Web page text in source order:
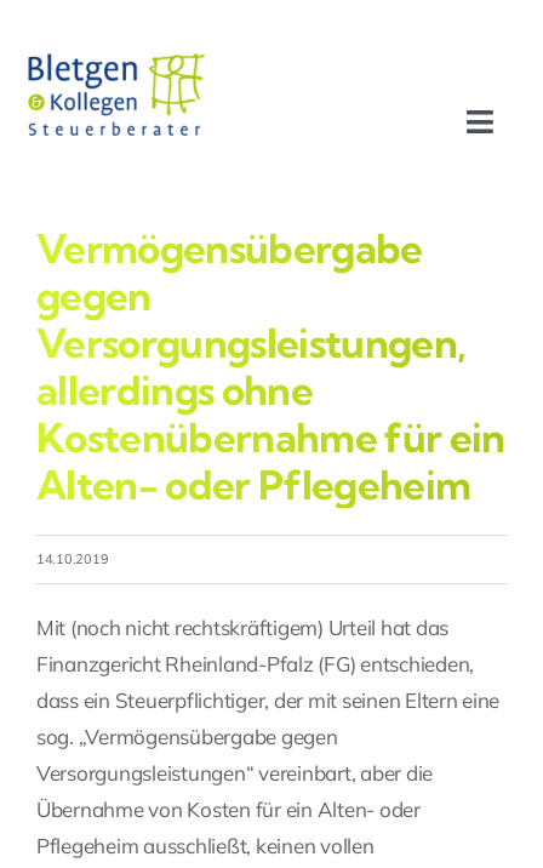
Inhalt
springen
Profil
Leistungen
Team
Fragen Sie Ihre Kanzlei
Kontakt
Vermögensübergabe
gegen
Versorgungsleistungen,
allerdings ohne
Kostenübernahme für ein
Alten- oder Pflegeheim
14.10.2019
Mit (noch nicht rechtskräftigem) Urteil hat das
Finanzgericht Rheinland-Pfalz (FG) entschieden,
dass ein Steuerpflichtiger, der mit seinen Eltern eine
sog. „Vermögensübergabe gegen
Versorgungsleistungen“ vereinbart, aber die
Übernahme von Kosten für ein Alten- oder
Pflegeheim ausschließt, keinen vollen